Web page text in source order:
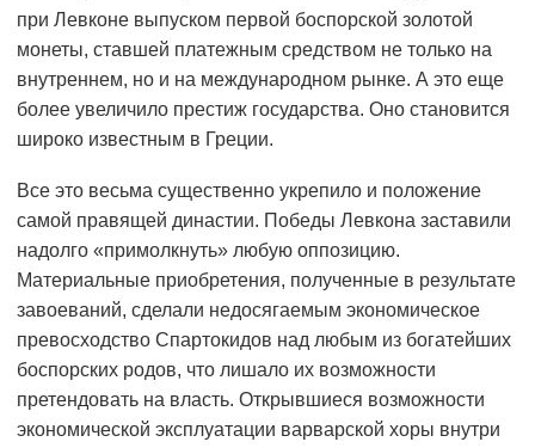
при Левконе выпуском первой боспорской золотой
монеты, ставшей платежным средством не только на
внутреннем, но и на международном рынке. А это еще
более увеличило престиж государства. Оно становится
широко известным в Греции.
Все это весьма существенно укрепило и положение
самой правящей династии. Победы Левкона заставили
надолго «примолкнуть» любую оппозицию.
Материальные приобретения, полученные в результате
завоеваний, сделали недосягаемым экономическое
превосходство Спартокидов над любым из богатейших
боспорских родов, что лишало их возможности
претендовать на власть. Открывшиеся возможности
экономической эксплуатации варварской хоры внутри